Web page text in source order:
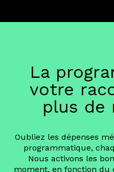
La
votre
plus de
Oubliez les dépenses
programmatique,
Nous activons les
moment, en fonction